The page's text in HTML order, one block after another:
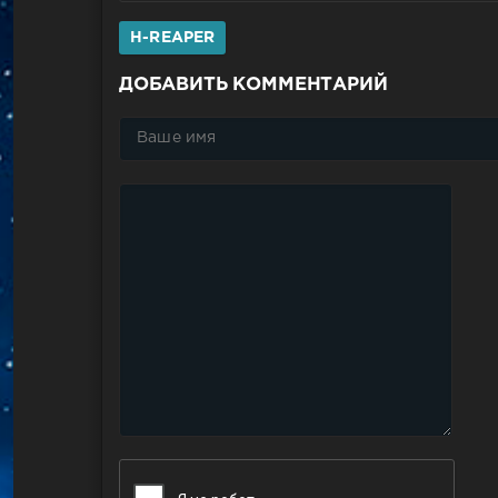
H-REAPER
ДОБАВИТЬ КОММЕНТАРИЙ